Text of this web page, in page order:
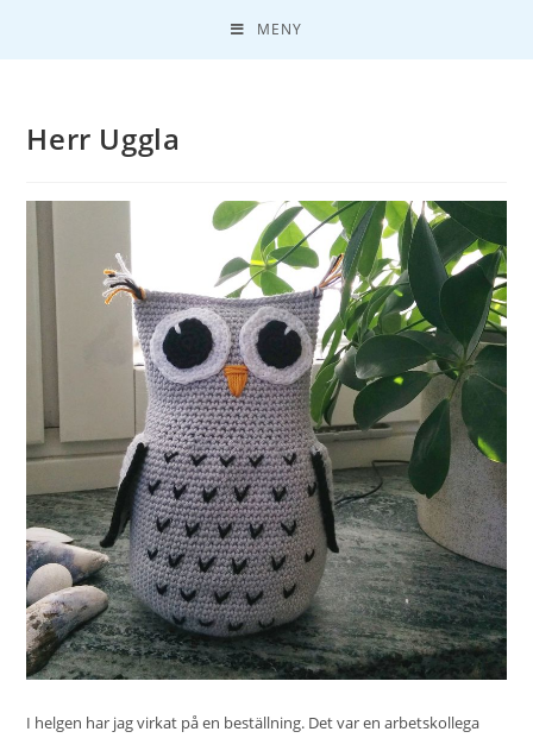
MENY
Herr Uggla
I helgen har jag virkat på en beställning. Det var en arbetskollega